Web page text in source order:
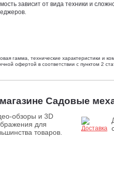
зависит от вида техники и
гамма, технические характеристики и
офертой в соответствии с пунктом 2
Садовые
обзоры и 3D
для
товаров.